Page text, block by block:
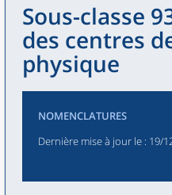
Sous-classe
des centres
physique
NOMENCLATURES
Dernière mise à jour le : 19/